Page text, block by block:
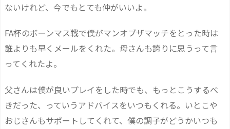
ないけれど、今でもとても仲がいいよ。
FA杯のボーンマス戦で僕がマンオブザマッチをとった時は
誰よりも早くメールをくれた。母さんも誇りに思うって言
ってくれたよ。
父さんは僕が良いプレイをした時でも、もっとこうするべ
きだった、っていうアドバイスをいつもくれる。いとこや
おじさんもサポートしてくれて、僕の調子がどうかいつも